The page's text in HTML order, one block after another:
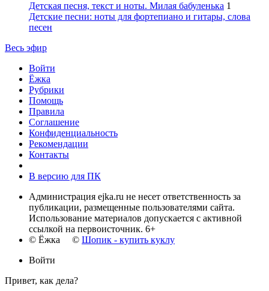
Детская песня, текст и ноты. Милая бабуленька 1
Детские песни: ноты для фортепиано и гитары, слова
песен
Весь эфир
Войти
Ёжка
Рубрики
Помощь
Правила
Соглашение
Конфиденциальность
Рекомендации
Контакты
В версию для ПК
Администрация ejka.ru не несет ответственность за
публикации, размещенные пользователями сайта.
Использование материалов допускается с активной
ссылкой на первоисточник. 6+
© Ёжка © Шопик - купить куклу
Войти
Привет, как дела?